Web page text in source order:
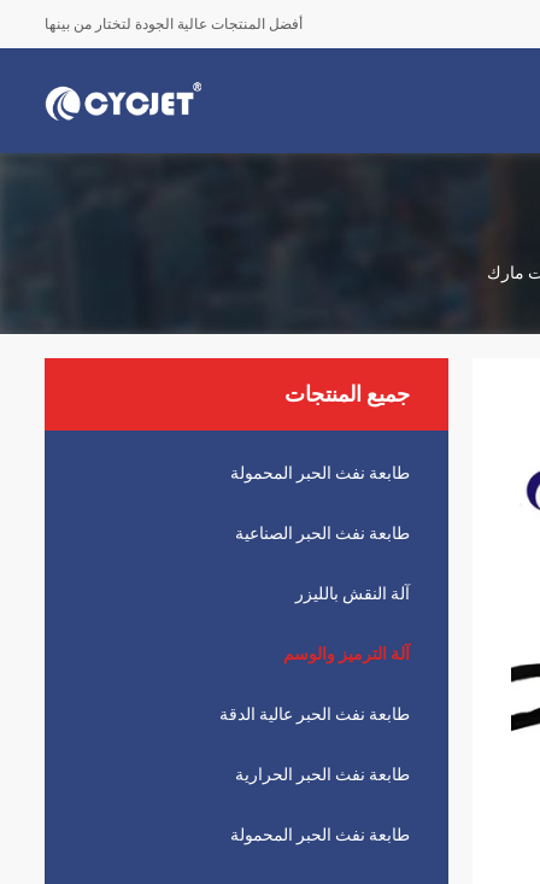
أفضل المنتجات عالية الجودة لتختار من بينها
جميع المنتجات
طابعة نفث الحبر المحمولة
طابعة نفث الحبر الصناعية
آلة النقش بالليزر
آلة الترميز والوسم
طابعة نفث الحبر عالية الدقة
طابعة نفث الحبر الحرارية
طابعة نفث الحبر المحمولة